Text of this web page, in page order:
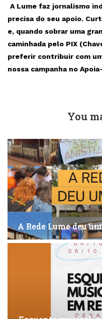
A Lume faz jornalismo
precisa do seu apoio.
e, quando sobrar uma
caminhada pelo PIX
preferir contribuir com
nossa campanha no
You
A Rede Lume deu